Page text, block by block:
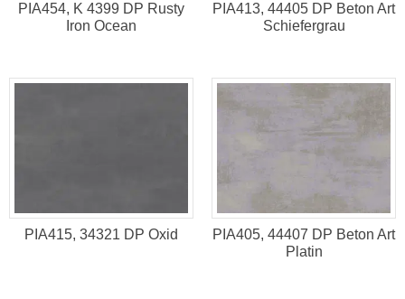
PIA454, K 4399 DP Rusty
Iron Ocean
PIA413, 44405 DP Beton Art
Schiefergrau
PIA415, 34321 DP Oxid
PIA405, 44407 DP Beton Art
Platin